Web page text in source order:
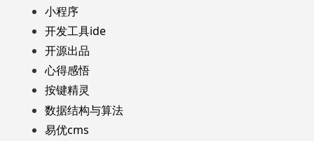
小程序
开发工具ide
开源出品
心得感悟
按键精灵
数据结构与算法
易优cms